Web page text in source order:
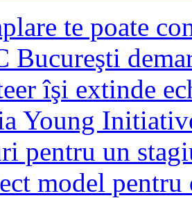
te poate
Bucureşti
îşi extinde
Young
pentru un
model